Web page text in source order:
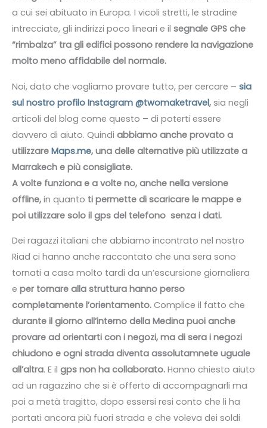
a cui sei abituato in Europa. I vicoli stretti, le stradine
intrecciate, gli indirizzi poco lineari e il segnale GPS che
“rimbalza” tra gli edifici possono rendere la navigazione
molto meno affidabile del normale.
Noi, dato che vogliamo provare tutto, per cercare – sia
sul nostro profilo Instagram @twomaketravel, sia negli
articoli del blog come questo – di poterti essere
davvero di aiuto. Quindi abbiamo anche provato a
utilizzare Maps.me, una delle alternative più utilizzate a
Marrakech e più consigliate.
A volte funziona e a volte no, anche nella versione
offline, in quanto ti permette di scaricare le mappe e
poi utilizzare solo il gps del telefono senza i dati.
Dei ragazzi italiani che abbiamo incontrato nel nostro
Riad ci hanno anche raccontato che una sera sono
tornati a casa molto tardi da un’escursione giornaliera
e per tornare alla struttura hanno perso
completamente l’orientamento. Complice il fatto che
durante il giorno all’interno della Medina puoi anche
provare ad orientarti con i negozi, ma di sera i negozi
chiudono e ogni strada diventa assolutamnete uguale
all’altra. E il gps non ha collaborato. Hanno chiesto aiuto
ad un ragazzino che si è offerto di accompagnarli ma
poi a metà tragitto, dopo essersi resi conto che li ha
portati ancora più fuori strada e che voleva dei soldi